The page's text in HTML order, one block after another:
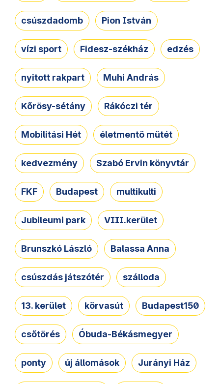
csúszdadomb Pion István
vízi sport Fidesz-székház edzés
nyitott rakpart Muhi András
Kőrösy-sétány Rákóczi tér
Mobilitási Hét életmentő műtét
kedvezmény Szabó Ervin könyvtár
FKF Budapest multikulti
Jubileumi park VIII.kerület
Brunszkó László Balassa Anna
csúszdás játszótér szálloda
13. kerület körvasút Budapest150
csőtörés Óbuda-Békásmegyer
ponty új állomások Jurányi Ház